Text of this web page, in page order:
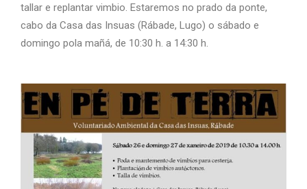
tallar e replantar vimbio. Estaremos no prado da ponte,
cabo da Casa das Insuas (Rábade, Lugo) o sábado e
domingo pola mañá, de 10:30 h. a 14:30 h.